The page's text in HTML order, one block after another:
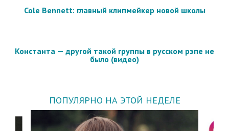
Cole Bennett: главный клипмейкер новой школы
Константа — другой такой группы в русском рэпе не
было (видео)
ПОПУЛЯРНО НА ЭТОЙ НЕДЕЛЕ